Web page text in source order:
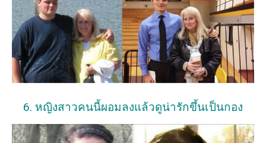
6. หญิงสาวคนนี้ผอมลงแล้วดูน่ารักขึ้นเป็นกอง